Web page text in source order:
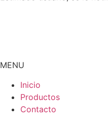
MENU
Inicio
Productos
Contacto